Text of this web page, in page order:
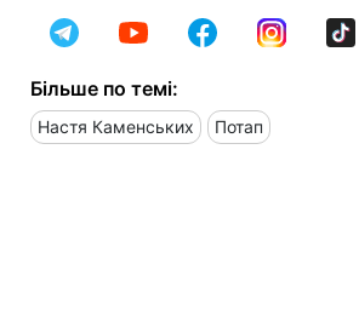
Більше по темі:
Настя Каменських Потап